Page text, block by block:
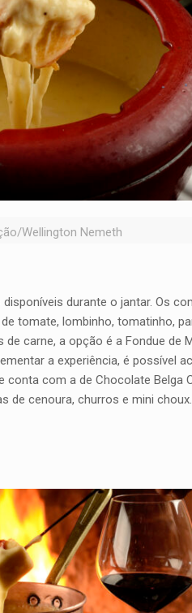
Wellington Nemeth
durante o jantar. Os
tomate, lombinho, tomatinho,
carne, a opção é a Fondue de
a experiência, é possível
com a de Chocolate Belga
de cenoura, churros e mini choux.